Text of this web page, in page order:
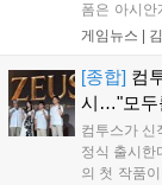
폼은 아시안
구성된 컬
서는 대회
게임뉴스 |
[종합] 컴
시…"모두
컴투스가 신
정식 출시한
의 첫 작품